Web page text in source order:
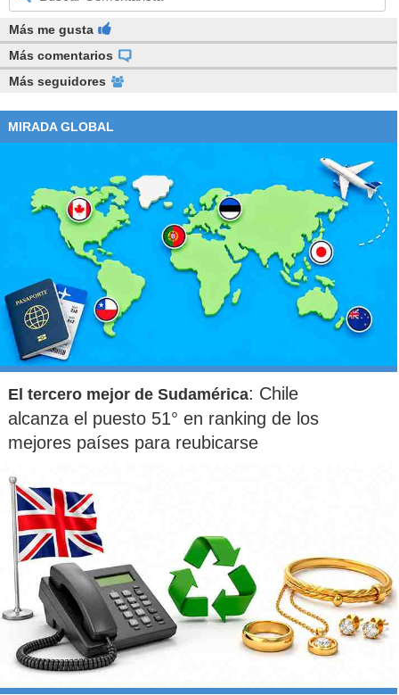
Más me gusta
Más comentarios
Más seguidores
MIRADA GLOBAL
El tercero mejor de Sudamérica: Chile
alcanza el puesto 51° en ranking de los
mejores países para reubicarse